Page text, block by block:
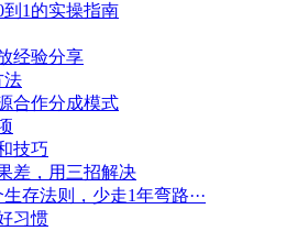
1的实操指南
经验分享
法
合作分成模式
技巧
差，用三招解决
存法则，少走1年弯路···
习惯